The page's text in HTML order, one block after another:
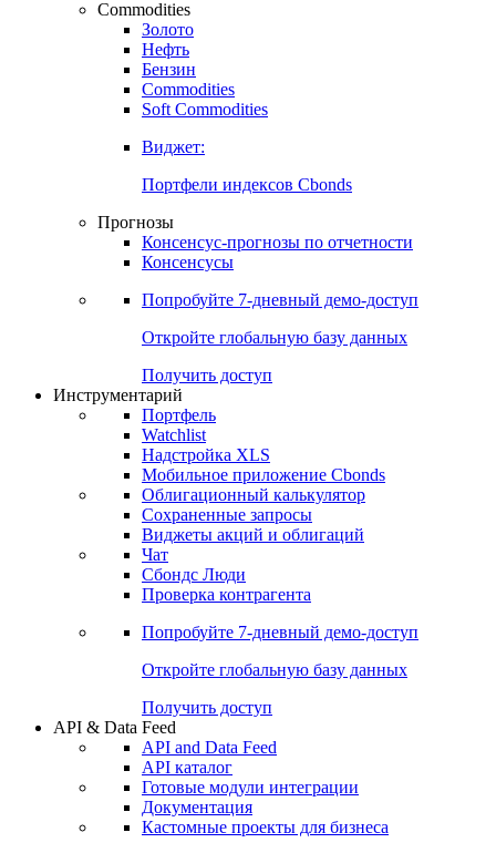
Commodities
Золото
Нефть
Бензин
Commodities
Soft Commodities
Виджет:
Портфели индексов Cbonds
Прогнозы
Консенсус-прогнозы по отчетности
Консенсусы
Попробуйте 7-дневный демо-доступ
Откройте глобальную базу данных
Получить доступ
Инструментарий
Портфель
Watchlist
Надстройка XLS
Мобильное приложение Cbonds
Облигационный калькулятор
Сохраненные запросы
Виджеты акций и облигаций
Чат
Сбондс Люди
Проверка контрагента
Попробуйте 7-дневный демо-доступ
Откройте глобальную базу данных
Получить доступ
API & Data Feed
API and Data Feed
API каталог
Готовые модули интеграции
Документация
Кастомные проекты для бизнеса